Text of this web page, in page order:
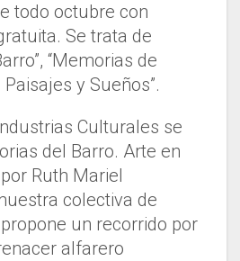
todo octubre con
Se trata de
“Memorias de
Paisajes y Sueños”.
Culturales se
del Barro. Arte en
Ruth Mariel
colectiva de
un recorrido por
alfarero